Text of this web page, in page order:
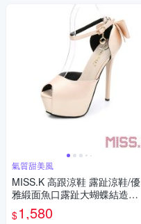
氣質甜美風
MISS.K 高跟涼鞋 露趾涼鞋/優
雅緞面魚口露趾大蝴蝶結造型
繫帶14CM高跟涼鞋 米
$1,580